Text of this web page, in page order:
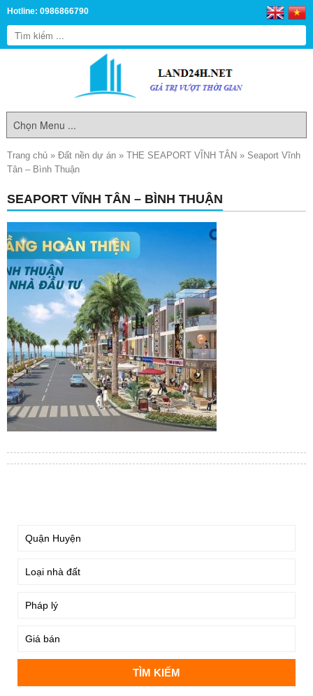
Hotline: 0986866790
Trang chủ » Đất nền dự án » THE SEAPORT VĨNH TÂN » Seaport Vĩnh
Tân – Bình Thuận
SEAPORT VĨNH TÂN – BÌNH THUẬN